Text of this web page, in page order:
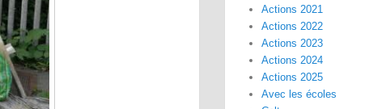
Actions 2021
Actions 2022
Actions 2023
Actions 2024
Actions 2025
Avec les écoles